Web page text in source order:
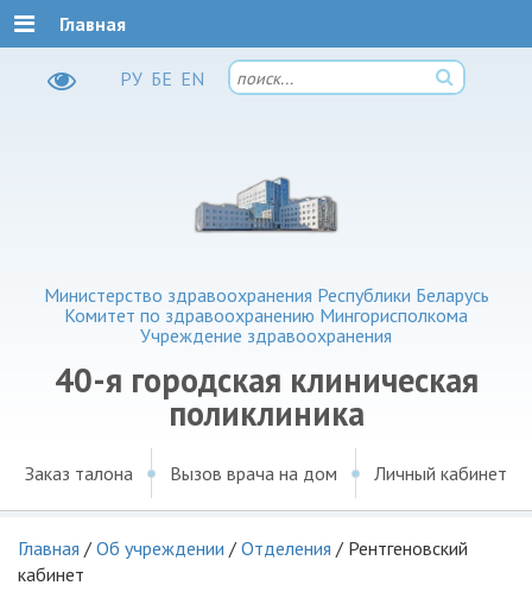
РУ БЕ EN
Министерство здравоохранения Республики Беларусь
Комитет по здравоохранению Мингорисполкома
Учреждение здравоохранения
40-я городская клиническая
поликлиника
Главная
Заказ талона Вызов врача на дом Личный кабинет
Главная / Об учреждении / Отделения / Рентгеновский
кабинет